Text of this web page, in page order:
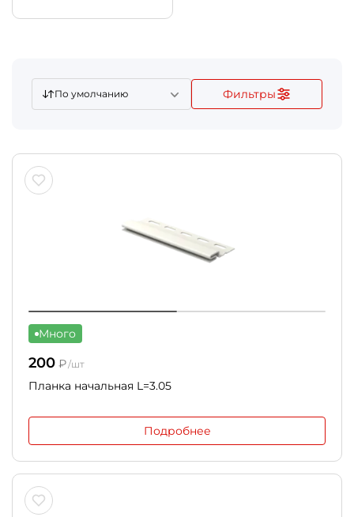
По умолчанию Фильтры
Много
200 ₽/шт
Планка начальная L=3.05
Подробнее